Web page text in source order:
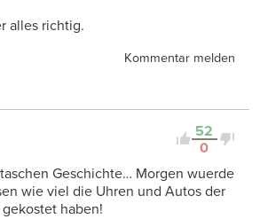
alles richtig.
Kommentar melden
52
0
Geschichte… Morgen wuerde
wie viel die Uhren und Autos der
haben!